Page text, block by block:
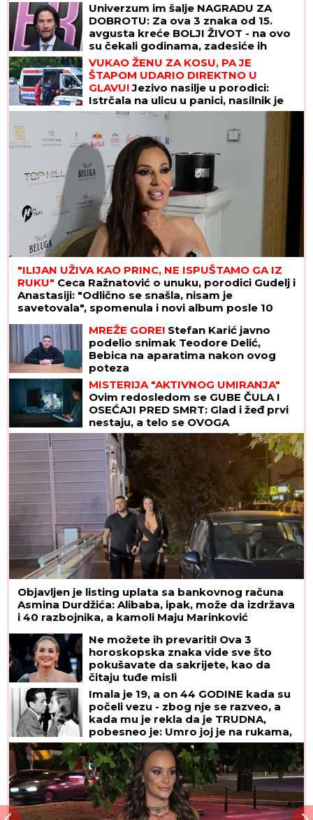
Univerzum im šalje NAGRADU ZA
DOBROTU: Za ova 3 znaka od 15.
avgusta kreće BOLJI ŽIVOT - na ovo
su čekali godinama, zadesiće ih
sreća o kakvoj su do sad mogli
samo da sanjaju
VUKAO ŽENU ZA KOSU, PA JE
ŠTAPOM UDARIO DIREKTNO U
GLAVU!Jezivo nasilje u porodici:
Istrčala na ulicu u panici, nasilnik je
stigao, prolaznici sprečili katastrofu
"ILIJAN UŽIVA KAO PRINC, NE ISPUŠTAMO GA IZ
RUKU" Ceca Ražnatović o unuku, porodici Gudelj i
Anastasiji: "Odlično se snašla, nisam je
savetovala", spomenula i novi album posle 10
MREŽE GORE! Stefan Karić javno
podelio snimak Teodore Delić,
Bebica na aparatima nakon ovog
poteza
MISTERIJA "AKTIVNOG UMIRANJA"
Ovim redosledom se GUBE ČULA I
OSEĆAJI PRED SMRT: Glad i žeđ prvi
nestaju, a telo se OVOGA
POSLEDNJE ODRIČE, tvrde
NEURONAUČNICI
Objavljen je listing uplata sa bankovnog računa
Asmina Durdžića: Alibaba, ipak, može da izdržava
i 40 razbojnika, a kamoli Maju Marinković
Ne možete ih prevariti! Ova 3
horoskopska znaka vide sve što
pokušavate da sakrijete, kao da
čitaju tuđe misli
Imala je 19, a on 44 GODINE kada su
počeli vezu - zbog nje se razveo, a
kada mu je rekla da je TRUDNA,
pobesneo je: Umro joj je na rukama,
ona je njihovu ljubav čuvala do smrti